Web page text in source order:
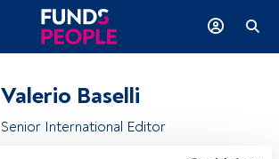
Valerio Baselli
Senior International Editor